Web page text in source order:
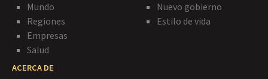
Mundo
Regiones
Empresas
Salud
Nuevo gobierno
Estilo de vida
ACERCA DE